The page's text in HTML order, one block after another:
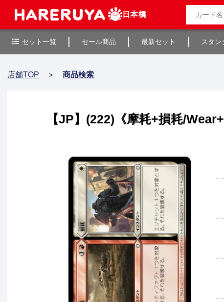
日本橋
セット一覧 セール商品 最新セット スタン
店舗TOP ＞ 商品検索
【JP】(222)《摩耗+損耗/